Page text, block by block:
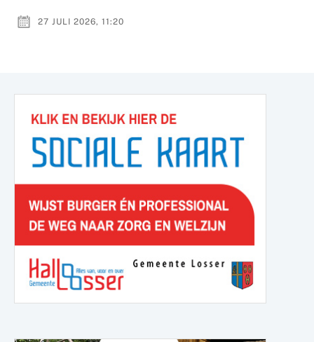
27 JULI 2026, 11:20